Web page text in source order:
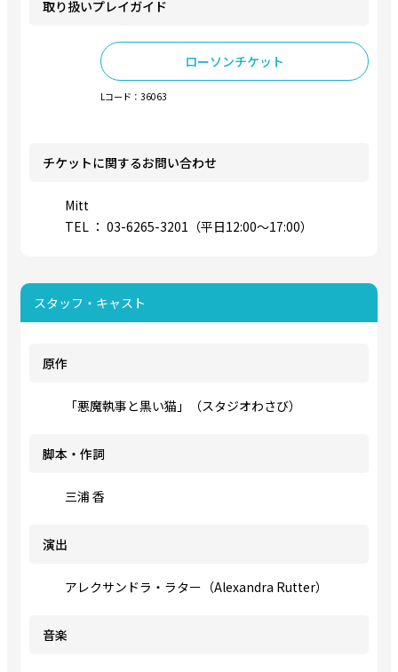
取り扱いプレイガイド
ローソンチケット
Lコード：36063
チケットに関するお問い合わせ
Mitt
TEL ： 03-6265-3201（平日12:00～17:00）
スタッフ・キャスト
原作
「悪魔執事と黒い猫」（スタジオわさび）
脚本・作詞
三浦 香
演出
アレクサンドラ・ラター（Alexandra Rutter）
音楽